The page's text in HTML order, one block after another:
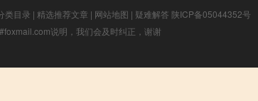
类目录 | 精选推荐文章 | 网站地图 | 疑难解答 陕ICP备05044352号
说明，我们会及时纠正，谢谢